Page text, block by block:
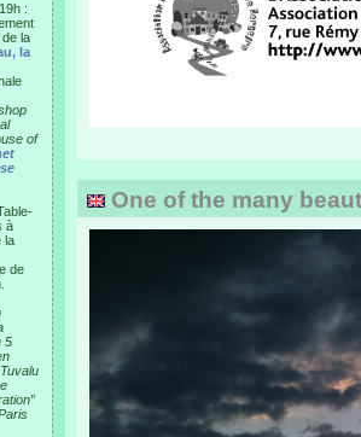
:
la
la
of
à
la
de
5
One of the many